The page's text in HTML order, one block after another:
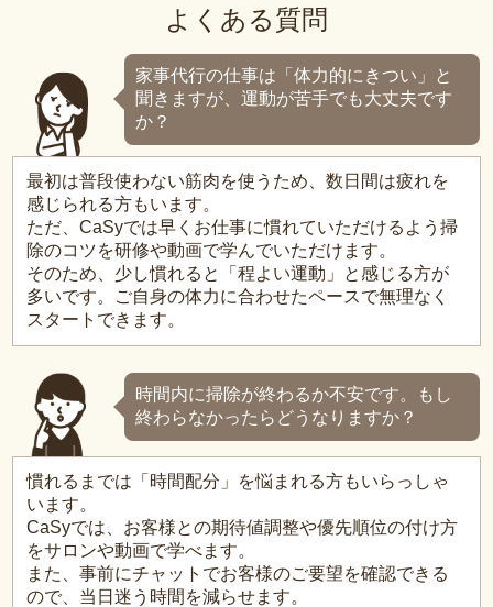
よくある質問
家事代行の仕事は「体力的にきつい」と
聞きますが、運動が苦手でも大丈夫です
か？
最初は普段使わない筋肉を使うため、数日間は疲れを
感じられる方もいます。
ただ、CaSyでは早くお仕事に慣れていただけるよう掃
除のコツを研修や動画で学んでいただけます。
そのため、少し慣れると「程よい運動」と感じる方が
多いです。ご自身の体力に合わせたペースで無理なく
スタートできます。
時間内に掃除が終わるか不安です。もし
終わらなかったらどうなりますか？
慣れるまでは「時間配分」を悩まれる方もいらっしゃ
います。
CaSyでは、お客様との期待値調整や優先順位の付け方
をサロンや動画で学べます。
また、事前にチャットでお客様のご要望を確認できる
ので、当日迷う時間を減らせます。